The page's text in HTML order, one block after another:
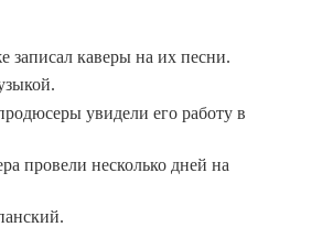
записал каверы на их песни.
увидели его работу в
провели несколько дней на